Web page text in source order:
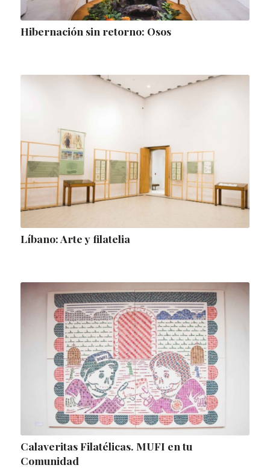
Hibernación sin retorno: Osos
Líbano: Arte y filatelia
Calaveritas Filatélicas. MUFI en tu
Comunidad